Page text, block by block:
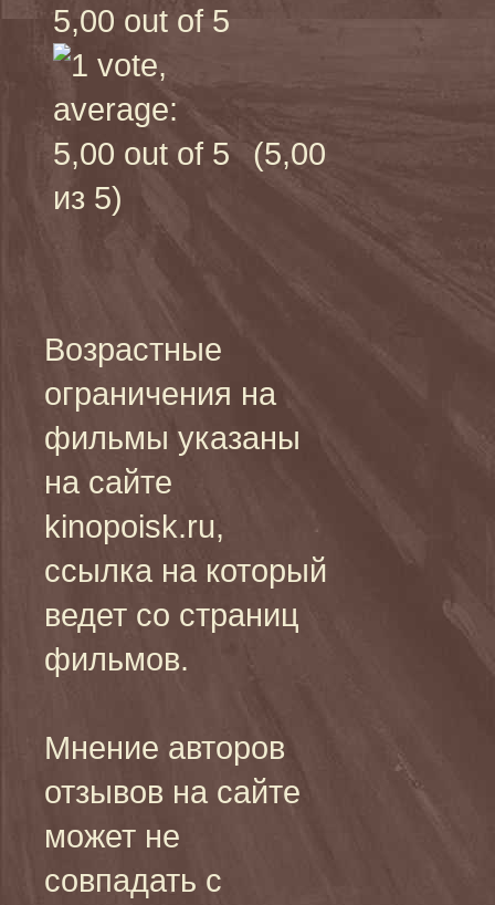
(5,00
из 5)
Возрастные
ограничения на
фильмы указаны
на сайте
kinopoisk.ru,
ссылка на который
ведет со страниц
фильмов.
Мнение авторов
отзывов на сайте
может не
совпадать с